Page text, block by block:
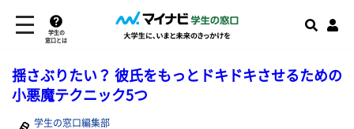
学生の
窓口とは
揺さぶりたい？ 彼氏をもっとドキドキさせるための
小悪魔テクニック5つ
学生の窓口編集部